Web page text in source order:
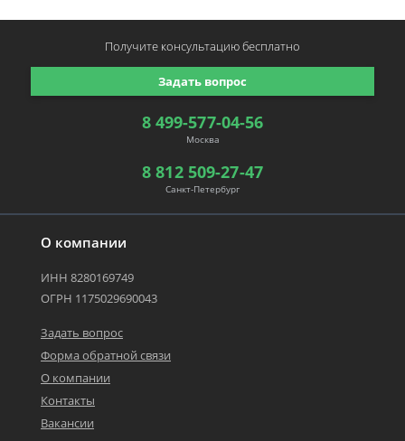
О компании
ИНН 8280169749
ОГРН 1175029690043
Задать вопрос
Форма обратной связи
О компании
Контакты
Вакансии
8 499-577-04-56
Москва
8 812 509-27-47
Санкт-Петербург
Задать вопрос
Получите консультациюбесплатно